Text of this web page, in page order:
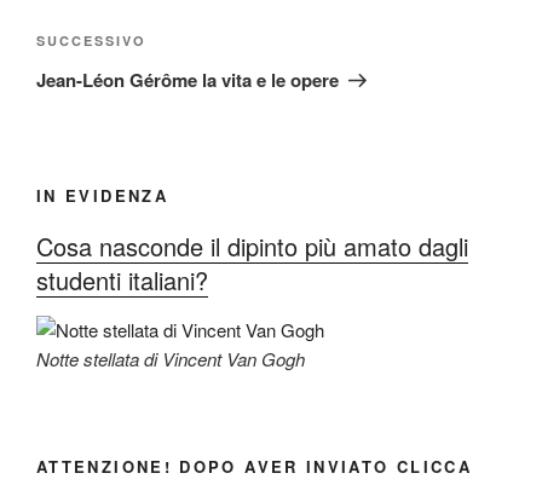
Articolo
successivo
SUCCESSIVO
Jean-Léon Gérôme la vita e le opere
IN EVIDENZA
Cosa nasconde il dipinto più amato dagli
studenti italiani?
Notte stellata di Vincent Van Gogh
ATTENZIONE! DOPO AVER INVIATO CLICCA